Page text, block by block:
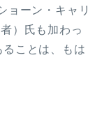
ョーン・キャリ
）氏も加わっ
ことは、もは